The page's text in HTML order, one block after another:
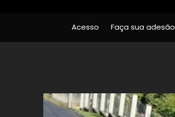
Acesso Faça sua adesão